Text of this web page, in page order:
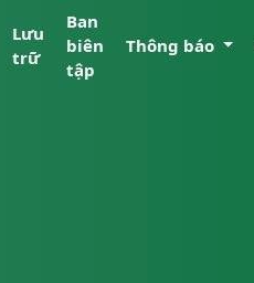
Lưu
trữ
Ban
biên
tập
Thông báo